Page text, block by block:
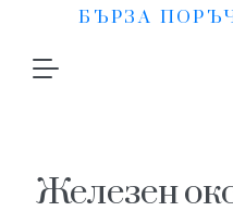
БЪРЗА
Железен